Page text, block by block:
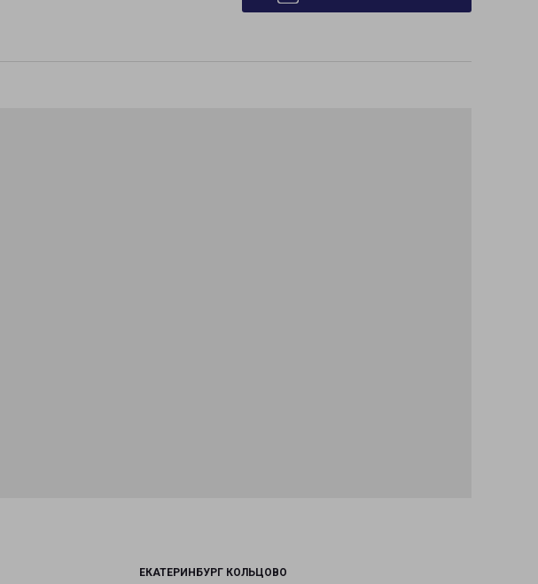
ЕКАТЕРИНБУРГ КОЛЬЦОВО